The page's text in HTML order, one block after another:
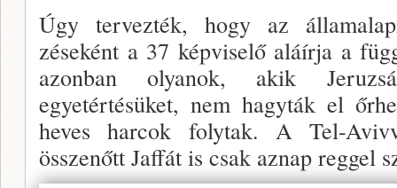
Úgy tervezték, hogy az
zéseként a 37 képviselő aláírja a
azonban olyanok, akik
egyetértésüket, nem hagyták el
heves harcok folytak. A Tel-
összenőtt Jaffát is csak aznap reggel